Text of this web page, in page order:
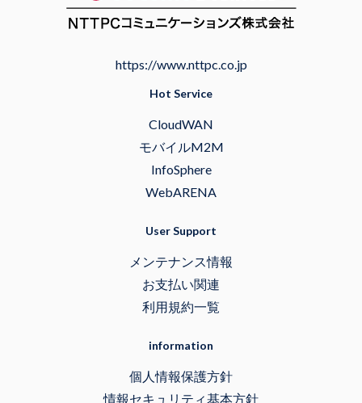
https://www.nttpc.co.jp
Hot Service
CloudWAN
モバイルM2M
InfoSphere
WebARENA
User Support
メンテナンス情報
お支払い関連
利用規約一覧
information
個人情報保護方針
情報セキュリティ基本方針